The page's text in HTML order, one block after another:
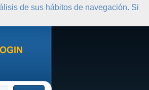
de sus hábitos de navegación. Si